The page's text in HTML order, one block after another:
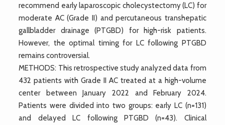
recommend early laparoscopic cholecystectomy (LC) for
moderate AC (Grade II) and percutaneous transhepatic
gallbladder drainage (PTGBD) for high-risk patients.
However, the optimal timing for LC following PTGBD
remains controversial.
METHODS: This retrospective study analyzed data from
432 patients with Grade II AC treated at a high-volume
center between January 2022 and February 2024.
Patients were divided into two groups: early LC (n=131)
and delayed LC following PTGBD (n=43). Clinical